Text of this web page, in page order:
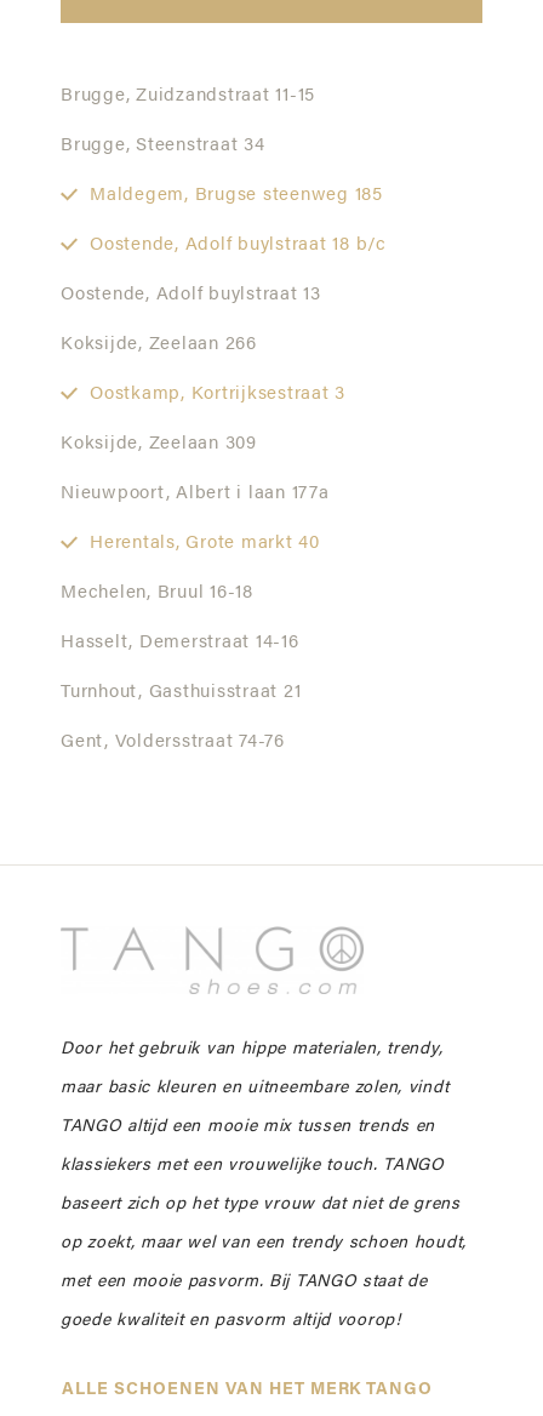
Brugge, Zuidzandstraat 11-15
Brugge, Steenstraat 34
Maldegem, Brugse steenweg 185
Oostende, Adolf buylstraat 18 b/c
Oostende, Adolf buylstraat 13
Koksijde, Zeelaan 266
Oostkamp, Kortrijksestraat 3
Koksijde, Zeelaan 309
Nieuwpoort, Albert i laan 177a
Herentals, Grote markt 40
Mechelen, Bruul 16-18
Hasselt, Demerstraat 14-16
Turnhout, Gasthuisstraat 21
Gent, Voldersstraat 74-76
Door het gebruik van hippe materialen, trendy,
maar basic kleuren en uitneembare zolen, vindt
TANGO altijd een mooie mix tussen trends en
klassiekers met een vrouwelijke touch. TANGO
baseert zich op het type vrouw dat niet de grens
op zoekt, maar wel van een trendy schoen houdt,
met een mooie pasvorm. Bij TANGO staat de
goede kwaliteit en pasvorm altijd voorop!
ALLE SCHOENEN VAN HET MERK TANGO